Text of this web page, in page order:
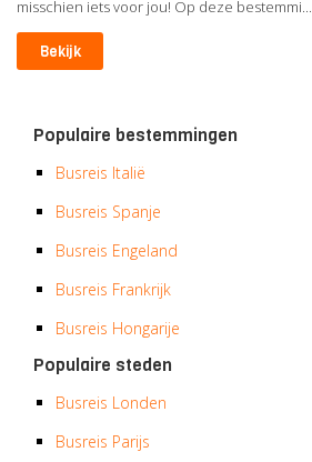
misschien iets voor jou! Op deze bestemmi...
Bekijk
Populaire bestemmingen
Busreis Italië
Busreis Spanje
Busreis Engeland
Busreis Frankrijk
Busreis Hongarije
Populaire steden
Busreis Londen
Busreis Parijs